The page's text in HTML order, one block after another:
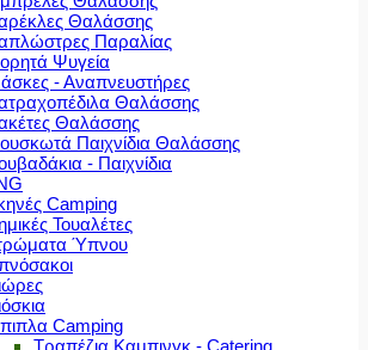
Θαλάσσης
Παραλίας
Ψυγεία
- Αναπνευστήρες
Θαλάσσης
Θαλάσσης
Παιχνίδια Θαλάσσης
- Παιχνίδια
Camping
Τουαλέτες
Ύπνου
Camping